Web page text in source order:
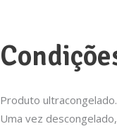
Produto
Uma vez